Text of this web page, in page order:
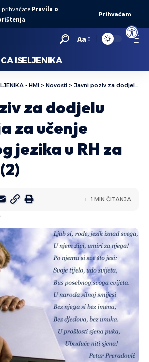
Open
prihvaćate Pravila o
.
Prihvaćam
Aa
ISELJENIKA
- HMI > Novosti > Javni poziv za dodjelu stipendija za učenje hrvatskog jezika u RH za 2014/15. (2)
za dodjelu
za učenje
jezika u RH za
1 MIN ČITANJA